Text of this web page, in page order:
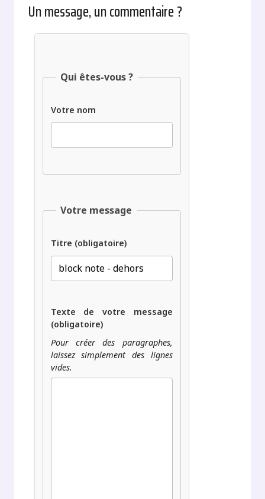
Un message, un commentaire ?
Qui êtes-vous ?
Votre nom
Votre message
Titre (obligatoire)
Texte de votre message
(obligatoire)
Pour créer des paragraphes,
laissez simplement des lignes
vides.